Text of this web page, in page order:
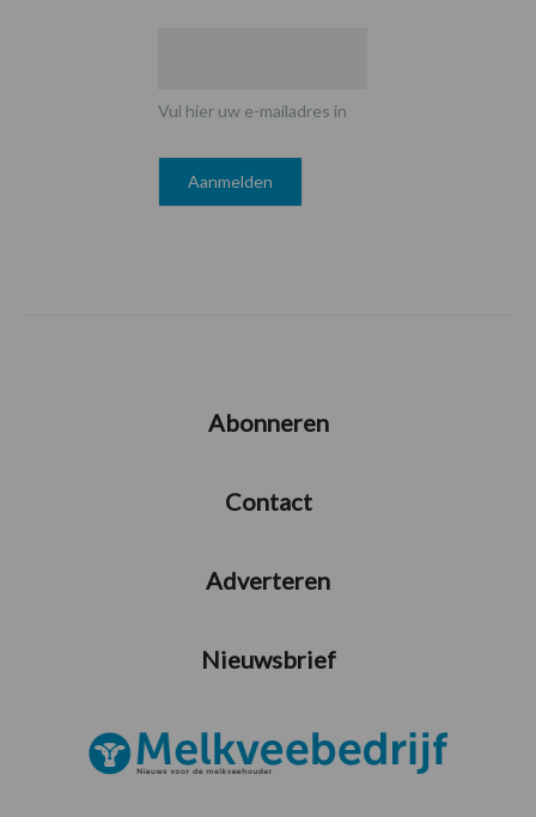
Vul hier uw e-mailadres in
Abonneren
Contact
Adverteren
Nieuwsbrief